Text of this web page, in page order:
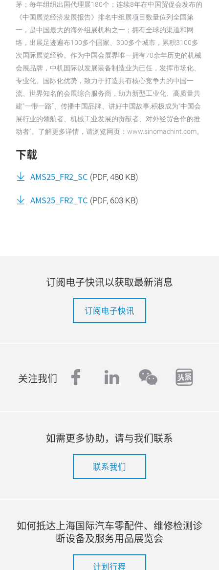
茅；每年组织出国代理展180个；连续8年在中国贸促会发布的
《中国展览经济发展报告》排名中组展项目数量位列全国第
一，是中国最大的海外组展机构之一；拥有全球的渠道和网
络，出展足迹遍布100多个国家、300多个城市，累积3100多
次国际展览经验。作为中国会展界唯一拥有70余年历史的机械
会展品牌，中机国际以发展装备制造业为已任，发挥市场化、
专业化、国际化优势，致力于打造具有核心竞争力的中国一
流、世界知名的会展综合服务商，助力新型工业化、高质量共
建“一带一路”、传播中国品牌、讲好中国故事,积极成为“中国会
展行业的领航者、机械工业发展的贡献者、对外经贸合作的推
动者”。了解更多详情，请浏览网页：www.sinomachint.com。
下载
AMS25_FR2_SC (PDF, 480 KB)
AMS25_FR2_TC (PDF, 603 KB)
订阅电子快讯以获取最新消息
订阅电子快讯
关注我们 facebook
linkedinwechat
如需更多协助，请与我们联系
联系我们
如何抵达上海国际汽车零配件、维修检测诊
断设备及服务用品展览会
计划行程